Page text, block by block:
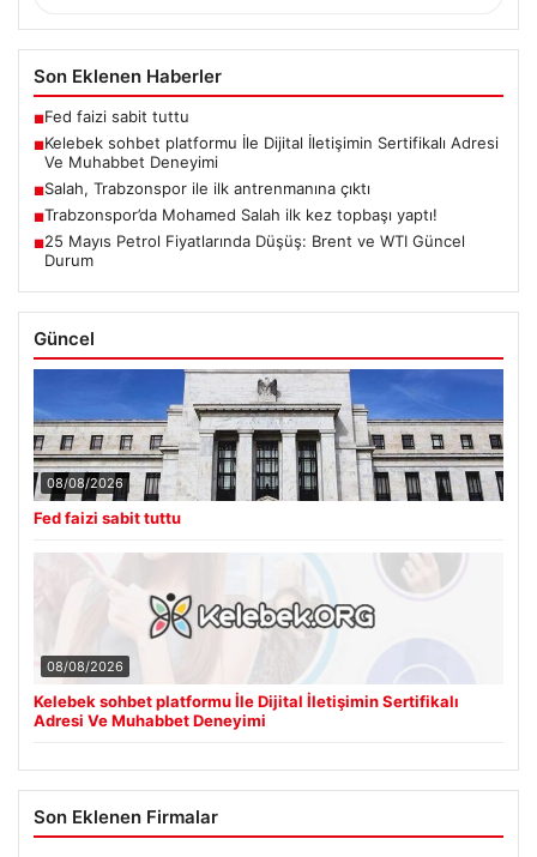
Son Eklenen Haberler
■Fed faizi sabit tuttu
■Kelebek sohbet platformu İle Dijital İletişimin Sertifikalı Adresi
Ve Muhabbet Deneyimi
■Salah, Trabzonspor ile ilk antrenmanına çıktı
■Trabzonspor’da Mohamed Salah ilk kez topbaşı yaptı!
■25 Mayıs Petrol Fiyatlarında Düşüş: Brent ve WTI Güncel
Durum
Güncel
08/08/2026
Fed faizi sabit tuttu
08/08/2026
Kelebek sohbet platformu İle Dijital İletişimin Sertifikalı
Adresi Ve Muhabbet Deneyimi
Son Eklenen Firmalar